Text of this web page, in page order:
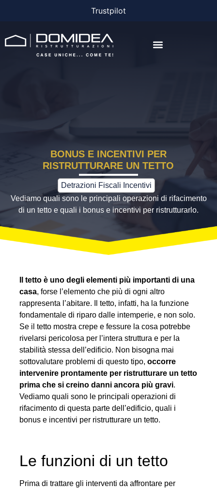
Trustpilot
BONUS E INCENTIVI PER
RISTRUTTURARE UN TETTO
Detrazioni Fiscali Incentivi
Vediamo quali sono le principali operazioni di rifacimento
di un tetto e quali i bonus e incentivi per ristrutturarlo.
Il tetto è uno degli elementi più importanti di una
casa, forse l’elemento che più di ogni altro
rappresenta l’abitare. Il tetto, infatti, ha la funzione
fondamentale di riparo dalle intemperie, e non solo.
Se il tetto mostra crepe e fessure la cosa potrebbe
rivelarsi pericolosa per l’intera struttura e per la
stabilità stessa dell’edificio. Non bisogna mai
sottovalutare problemi di questo tipo, occorre
intervenire prontamente per ristrutturare un tetto
prima che si creino danni ancora più gravi.
Vediamo quali sono le principali operazioni di
rifacimento di questa parte dell’edificio, quali i
bonus e incentivi per ristrutturare un tetto.
Le funzioni di un tetto
Prima di trattare gli interventi da affrontare per